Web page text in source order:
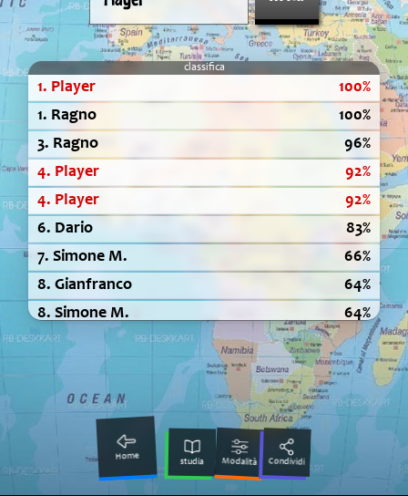
1. Player
100%
1. Ragno
100%
3. Ragno
96%
4. Player
92%
4. Player
92%
6. Dario
83%
7.Simone M.
66%
8.Gianfranco
64%
8.Simone M.
64%
10. DracoLove
61%
58%
12. Paola
55%
Marianna
Graziella
DracoLove
Home
studia Modalità Condividi